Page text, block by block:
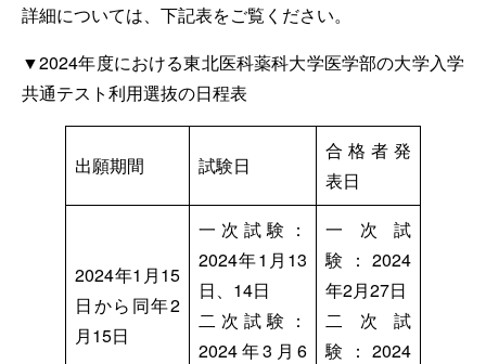
詳細については、下記表をご覧ください。
▼2024年度における東北医科薬科大学医学部の大学入学
共通テスト利用選抜の日程表
出願期間 試験日
合格者発
表日
2024年1月15
日から同年2
月15日
一次試験：
2024年1月13
日、14日
二次試験：
2024年3月6
一次試
験：2024
年2月27日
二次試
験：2024